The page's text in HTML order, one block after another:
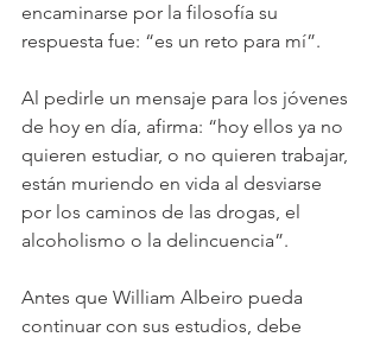
encaminarse por la filosofía su
respuesta fue: “es un reto para mí”.
Al pedirle un mensaje para los jóvenes
de hoy en día, afirma: “hoy ellos ya no
quieren estudiar, o no quieren trabajar,
están muriendo en vida al desviarse
por los caminos de las drogas, el
alcoholismo o la delincuencia”.
Antes que William Albeiro pueda
continuar con sus estudios, debe